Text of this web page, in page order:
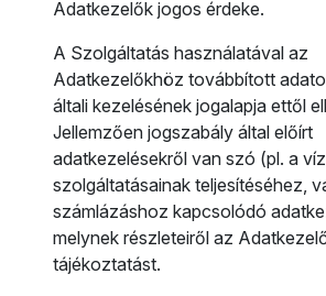
Adatkezelők jogos érdeke.
A Szolgáltatás használatával az
Adatkezelőkhöz továbbított
általi kezelésének jogalapja ettől
Jellemzően jogszabály által előírt
adatkezelésekről van szó (pl. a
szolgáltatásainak teljesítéséhez,
számlázáshoz kapcsolódó
melynek részleteiről az
tájékoztatást.